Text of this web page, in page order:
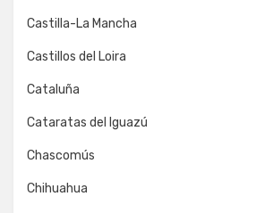
Castilla-La Mancha
Castillos del Loira
Cataluña
Cataratas del Iguazú
Chascomús
Chihuahua